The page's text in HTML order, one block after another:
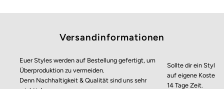
Versandinformationen
Euer Styles werden auf Bestellung gefertigt, um
Überproduktion zu vermeiden.
Denn Nachhaltigkeit & Qualität sind uns sehr
Sollte dir ein Style
auf eigene Kosten
14 Tage Zeit.